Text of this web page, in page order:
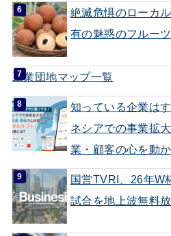
絶滅危惧のローカ
有の魅惑のフルー
工業団地マップ一覧
知っている企業は
ネシアでの事業拡
業・顧客の心を動
国営TVRI、26年
試合を地上波無料